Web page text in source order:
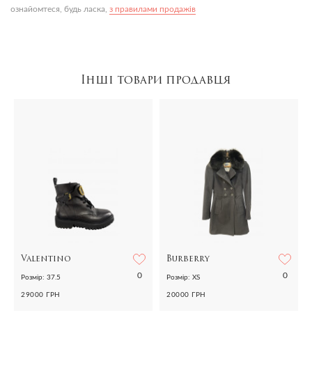
ознайомтеся, будь ласка, з правилами продажів
Інші товари продавця
Valentino
0
Розмір: 37.5
29000 ГРН
Burberry
0
Розмір: XS
20000 ГРН